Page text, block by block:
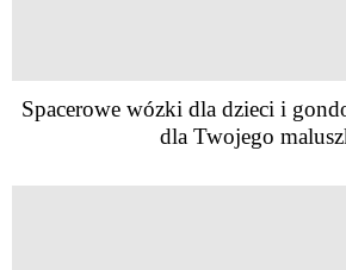
Spacerowe wózki dla dzieci i
dla Twojego